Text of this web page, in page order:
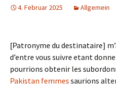
4. Februar 2025 Allgemein
[Patronyme du destinataire]
d’entre vous suivre etant
pourrions obtenir les
Pakistan femmes saurions